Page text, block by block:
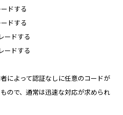
お問い合わせ
案内
739-019
の他弊社指定の休日による
ドする
ドする
ードする
ードする
によって認証なしに任意のコードが
ので、通常は迅速な対応が求められ